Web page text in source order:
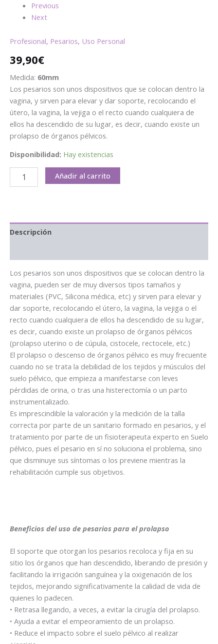
Previous
Next
Profesional, Pesarios, Uso Personal
39,90€
Medida: 60mm
Los pesarios son unos dispositivos que se colocan dentro la
vagina, y sirven para elevar y dar soporte, recolocando el
útero, la vagina, la vejiga o el recto cuando cualquiera de
ellos ha descendido de su lugar, es decir, cuando existe un
prolapso de órganos pélvicos.
Disponibilidad: Hay existencias
Añadir al carrito
Descripción
Los pesarios son unos dispositivos que se colocan dentro la
vagina, pueden ser de muy diversos tipos tamaños y
materiales (PVC, Silicona médica, etc) y sirven para elevar y
dar soporte, recolocando el útero, la vagina, la vejiga o el
recto cuando cualquiera de ellos ha descendido de su lugar,
es decir, cuando existe un prolapso de órganos pélvicos
(prolapso uterino o de cúpula, cistocele, rectocele, etc.)
El prolapso o descenso de órganos pélvico es muy frecuente
cuando no se trata la debilidad de los tejidos y músculos del
suelo pélvico, que empieza a manifestarse con leves
pérdidas de orina, o tras una histerectomía o un parto
instrumentalizado.
Es imprescindible la valoración y la medición de la talla
correcta por parte de un sanitario formado en pesarios, y el
tratamiento por parte de un fisioterapeuta experto en Suelo
pélvico, pues el pesario en sí no soluciona el problema, sino
que disminuye sus síntomas o los previene mientras la
rehabilitación cumple sus objetivos.
Beneficios del uso de pesarios para el prolapso
El soporte que otorgan los pesarios recoloca y fija en su
sitio los órganos que han descendido, liberando de presión y
facilitando la irrigación sanguínea y la oxigenación de los
tejidos, mejorando significativamente la calidad de vida de
quienes lo padecen.
• Retrasa llegando, a veces, a evitar la cirugía del prolapso.
• Ayuda a evitar el empeoramiento de un prolapso.
• Reduce el impacto sobre el suelo pélvico al realizar